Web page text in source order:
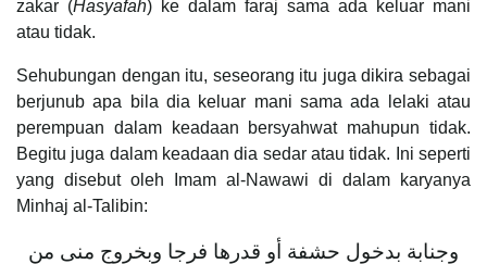
zakar (Hasyafah) ke dalam faraj sama ada keluar mani
atau tidak.
Sehubungan dengan itu, seseorang itu juga dikira sebagai
berjunub apa bila dia keluar mani sama ada lelaki atau
perempuan dalam keadaan bersyahwat mahupun tidak.
Begitu juga dalam keadaan dia sedar atau tidak. Ini seperti
yang disebut oleh Imam al-Nawawi di dalam karyanya
Minhaj al-Talibin:
وجنابة بدخول حشفة أو قدرها فرجا وبخروج منى من